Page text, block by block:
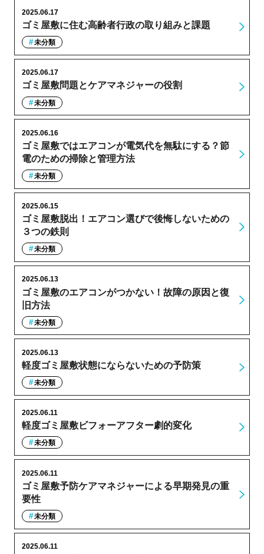
ゴミ屋敷に住む高齢者行政の取り組みと課題
2025.06.17
未分類
ゴミ屋敷問題とケアマネジャーの役割
2025.06.17
未分類
ゴミ屋敷ではエアコンが電気代を無駄にする？節
電のための掃除と管理方法
2025.06.16
未分類
ゴミ屋敷脱出！エアコン選びで後悔しないための
３つの鉄則
2025.06.15
未分類
ゴミ屋敷のエアコンがつかない！故障の原因と復
旧方法
2025.06.13
未分類
軽度ゴミ屋敷状態にならないための予防策
2025.06.13
未分類
軽度ゴミ屋敷ビフォーアフター劇的変化
2025.06.11
未分類
ゴミ屋敷予防ケアマネジャーによる早期発見の重
要性
2025.06.11
未分類
2025.06.11